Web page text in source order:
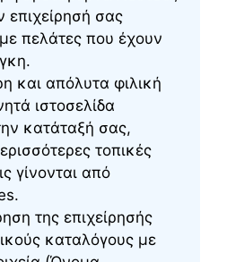
επιχείρησή σας
πελάτες που έχουν
και απόλυτα φιλική
ιστοσελίδα
κατάταξή σας,
τοπικές
γίνονται από
της επιχείρησής
καταλόγους με